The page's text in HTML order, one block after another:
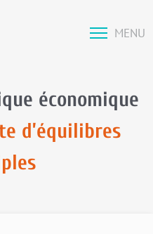
MENU
économique
d’équilibres